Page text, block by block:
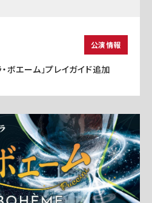
公演情報
ボエーム」プレイガイド追加